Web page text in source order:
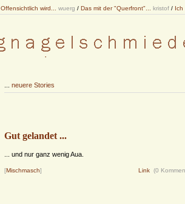
Offensichtlich wird... wuerg / Das mit der "Querfront"... kristof / Ich
neuere Stories
Gut gelandet ...
... und nur ganz wenig Aua.
[Mischmasch] Link (0